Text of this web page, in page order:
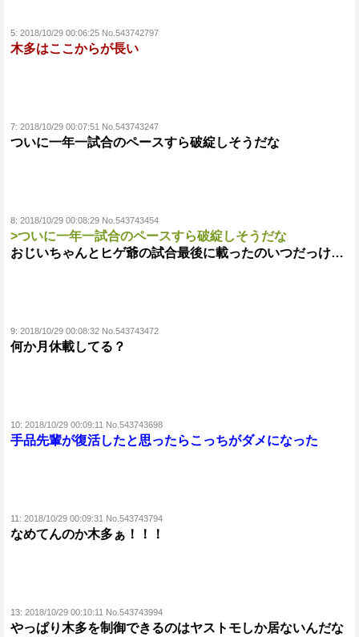
5: 2018/10/29 00:06:25 No.543742797
木多はここからが長い
7: 2018/10/29 00:07:51 No.543743247
ついに一年一試合のペースすら破綻しそうだな
8: 2018/10/29 00:08:29 No.543743454
>ついに一年一試合のペースすら破綻しそうだな
おじいちゃんとヒゲ爺の試合最後に載ったのいつだっけ…
9: 2018/10/29 00:08:32 No.543743472
何か月休載してる？
10: 2018/10/29 00:09:11 No.543743698
手品先輩が復活したと思ったらこっちがダメになった
11: 2018/10/29 00:09:31 No.543743794
なめてんのか木多ぁ！！！
13: 2018/10/29 00:10:11 No.543743994
やっぱり木多を制御できるのはヤストモしか居ないんだな